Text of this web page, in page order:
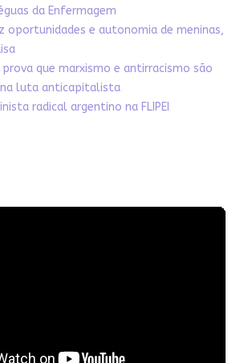
da Enfermagem
oportunidades e autonomia de meninas,
que marxismo e antirracismo são
na luta anticapitalista
radical argentino na FLIPEI